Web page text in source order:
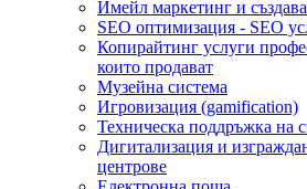
Имейл маркетинг и
SEO оптимизация - SEO
Копирайтинг услуги
които продават
Музейна система
Игровизация (gamification)
Техническа поддръжка на
Дигитализация и
центрове